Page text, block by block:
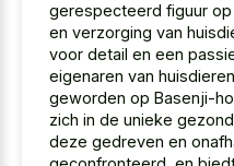
gerespecteerd figuur
en verzorging van
voor detail en een
eigenaren van
geworden op Basenji-
zich in de unieke
deze gedreven en